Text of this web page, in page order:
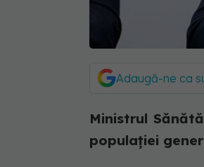
Adaugă-ne ca
Ministrul
populației